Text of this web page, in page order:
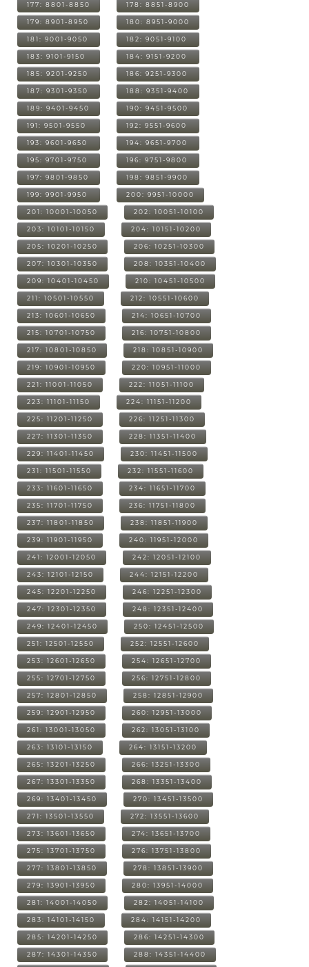
177: 8801-8850 178: 8851-8900
179: 8901-8950 180: 8951-9000
181: 9001-9050 182: 9051-9100
183: 9101-9150 184: 9151-9200
185: 9201-9250 186: 9251-9300
187: 9301-9350 188: 9351-9400
189: 9401-9450 190: 9451-9500
191: 9501-9550 192: 9551-9600
193: 9601-9650 194: 9651-9700
195: 9701-9750 196: 9751-9800
197: 9801-9850 198: 9851-9900
199: 9901-9950 200: 9951-10000
201: 10001-10050 202: 10051-10100
203: 10101-10150 204: 10151-10200
205: 10201-10250 206: 10251-10300
207: 10301-10350 208: 10351-10400
209: 10401-10450 210: 10451-10500
211: 10501-10550 212: 10551-10600
213: 10601-10650 214: 10651-10700
215: 10701-10750 216: 10751-10800
217: 10801-10850 218: 10851-10900
219: 10901-10950 220: 10951-11000
221: 11001-11050 222: 11051-11100
223: 11101-11150 224: 11151-11200
225: 11201-11250 226: 11251-11300
227: 11301-11350 228: 11351-11400
229: 11401-11450 230: 11451-11500
231: 11501-11550 232: 11551-11600
233: 11601-11650 234: 11651-11700
235: 11701-11750 236: 11751-11800
237: 11801-11850 238: 11851-11900
239: 11901-11950 240: 11951-12000
241: 12001-12050 242: 12051-12100
243: 12101-12150 244: 12151-12200
245: 12201-12250 246: 12251-12300
247: 12301-12350 248: 12351-12400
249: 12401-12450 250: 12451-12500
251: 12501-12550 252: 12551-12600
253: 12601-12650 254: 12651-12700
255: 12701-12750 256: 12751-12800
257: 12801-12850 258: 12851-12900
259: 12901-12950 260: 12951-13000
261: 13001-13050 262: 13051-13100
263: 13101-13150 264: 13151-13200
265: 13201-13250 266: 13251-13300
267: 13301-13350 268: 13351-13400
269: 13401-13450 270: 13451-13500
271: 13501-13550 272: 13551-13600
273: 13601-13650 274: 13651-13700
275: 13701-13750 276: 13751-13800
277: 13801-13850 278: 13851-13900
279: 13901-13950 280: 13951-14000
281: 14001-14050 282: 14051-14100
283: 14101-14150 284: 14151-14200
285: 14201-14250 286: 14251-14300
287: 14301-14350 288: 14351-14400